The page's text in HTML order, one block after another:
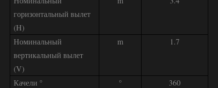
горизонтальный вылет
(H)
Номинальный
вертикальный вылет
(V)
m 1.7
Качели ° °
360